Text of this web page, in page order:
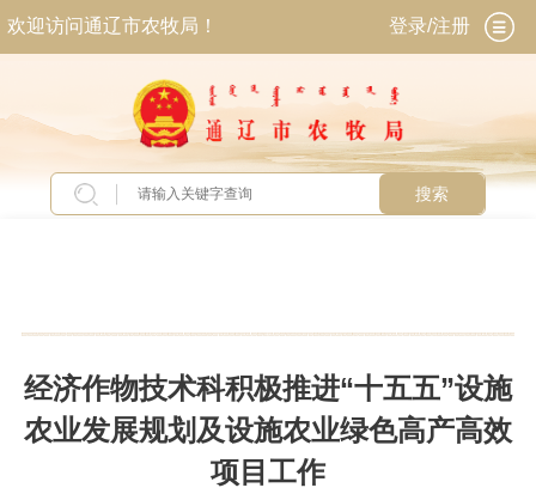
欢迎访问通辽市农牧局！ 登录/注册
搜索
经济作物技术科积极推进“十五五”设施
农业发展规划及设施农业绿色高产高效
项目工作